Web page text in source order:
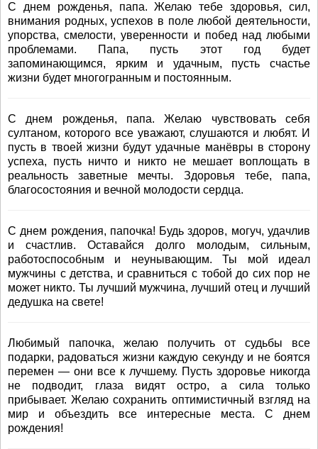
С днем рожденья, папа. Желаю тебе здоровья, сил,
внимания родных, успехов в поле любой деятельности,
упорства, смелости, уверенности и побед над любыми
проблемами. Папа, пусть этот год будет
запоминающимся, ярким и удачным, пусть счастье
жизни будет многогранным и постоянным.
С днем рожденья, папа. Желаю чувствовать себя
султаном, которого все уважают, слушаются и любят. И
пусть в твоей жизни будут удачные манёвры в сторону
успеха, пусть ничто и никто не мешает воплощать в
реальность заветные мечты. Здоровья тебе, папа,
благосостояния и вечной молодости сердца.
С днем рождения, папочка! Будь здоров, могуч, удачлив
и счастлив. Оставайся долго молодым, сильным,
работоспособным и неунывающим. Ты мой идеал
мужчины с детства, и сравниться с тобой до сих пор не
может никто. Ты лучший мужчина, лучший отец и лучший
дедушка на свете!
Любимый папочка, желаю получить от судьбы все
подарки, радоваться жизни каждую секунду и не боятся
перемен — они все к лучшему. Пусть здоровье никогда
не подводит, глаза видят остро, а сила только
прибывает. Желаю сохранить оптимистичный взгляд на
мир и объездить все интересные места. С днем
рождения!